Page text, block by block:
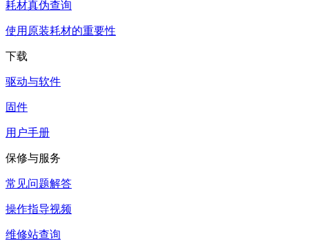
耗材真伪查询
使用原装耗材的重要性
下载
驱动与软件
固件
用户手册
保修与服务
常见问题解答
操作指导视频
维修站查询